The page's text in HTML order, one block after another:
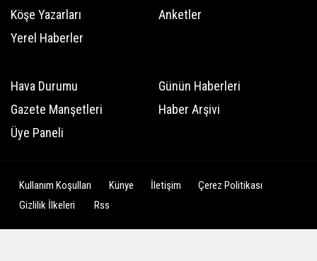
Köşe Yazarları
Anketler
Yerel Haberler
Hava Durumu
Günün Haberleri
Gazete Manşetleri
Haber Arşivi
Üye Paneli
Kullanım Koşulları Künye İletişim
Çerez Politikası
Gizlilik İlkeleri
Rss